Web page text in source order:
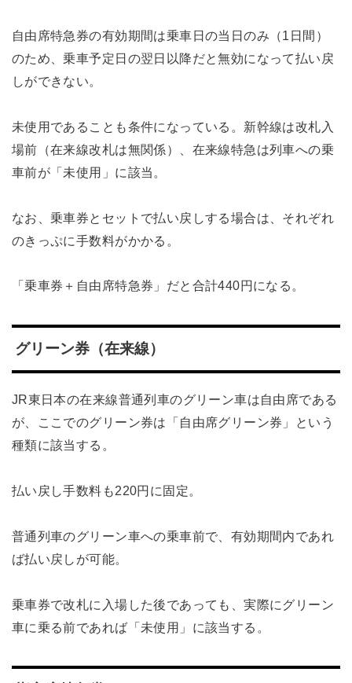
自由席特急券の有効期間は乗車日の当日のみ（1日間）
のため、乗車予定日の翌日以降だと無効になって払い戻
しができない。
未使用であることも条件になっている。新幹線は改札入
場前（在来線改札は無関係）、在来線特急は列車への乗
車前が「未使用」に該当。
なお、乗車券とセットで払い戻しする場合は、それぞれ
のきっぷに手数料がかかる。
「乗車券＋自由席特急券」だと合計440円になる。
グリーン券（在来線）
JR東日本の在来線普通列車のグリーン車は自由席である
が、ここでのグリーン券は「自由席グリーン券」という
種類に該当する。
払い戻し手数料も220円に固定。
普通列車のグリーン車への乗車前で、有効期間内であれ
ば払い戻しが可能。
乗車券で改札に入場した後であっても、実際にグリーン
車に乗る前であれば「未使用」に該当する。